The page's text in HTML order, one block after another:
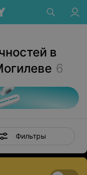
в
6
Фильтры